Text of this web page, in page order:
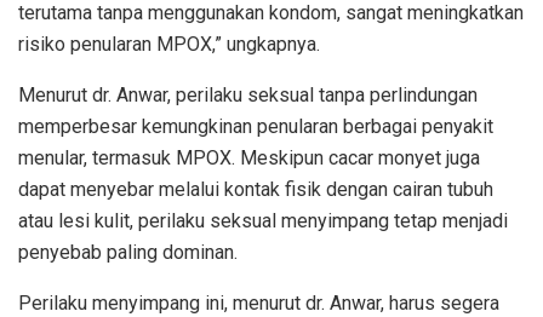
terutama tanpa menggunakan kondom, sangat meningkatkan
risiko penularan MPOX,” ungkapnya.
Menurut dr. Anwar, perilaku seksual tanpa perlindungan
memperbesar kemungkinan penularan berbagai penyakit
menular, termasuk MPOX. Meskipun cacar monyet juga
dapat menyebar melalui kontak fisik dengan cairan tubuh
atau lesi kulit, perilaku seksual menyimpang tetap menjadi
penyebab paling dominan.
Perilaku menyimpang ini, menurut dr. Anwar, harus segera